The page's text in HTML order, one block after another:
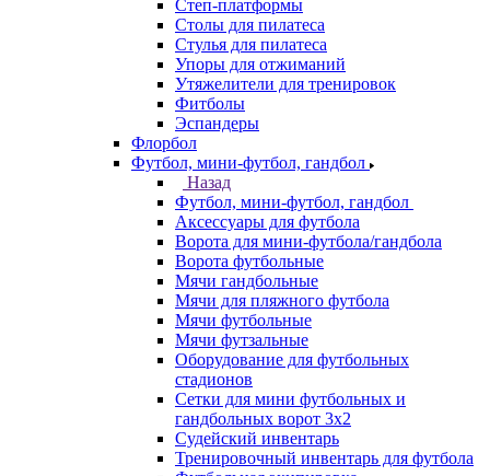
Степ-платформы
Столы для пилатеса
Стулья для пилатеса
Упоры для отжиманий
Утяжелители для тренировок
Фитболы
Эспандеры
Флорбол
Футбол, мини-футбол, гандбол
Назад
Футбол, мини-футбол, гандбол
Аксессуары для футбола
Ворота для мини-футбола/гандбола
Ворота футбольные
Мячи гандбольные
Мячи для пляжного футбола
Мячи футбольные
Мячи футзальные
Оборудование для футбольных
стадионов
Сетки для мини футбольных и
гандбольных ворот 3х2
Судейский инвентарь
Тренировочный инвентарь для футбола